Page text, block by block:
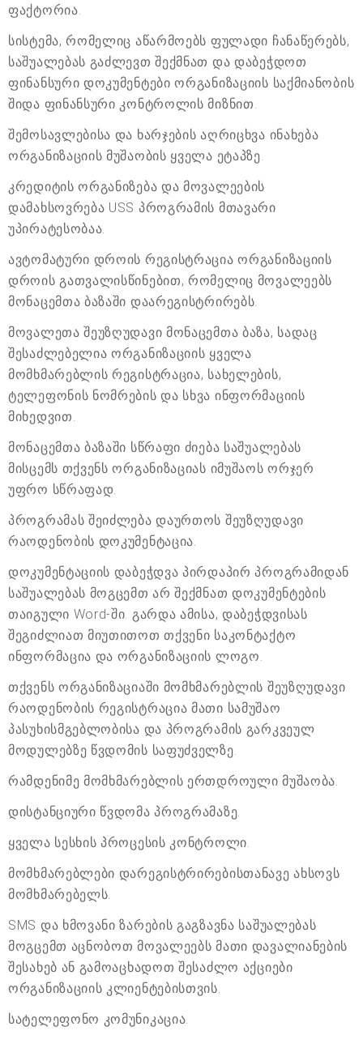
ფაქტორია.
სისტემა, რომელიც აწარმოებს ფულადი ჩანაწერებს,
საშუალებას გაძლევთ შექმნათ და დაბეჭდოთ
ფინანსური დოკუმენტები ორგანიზაციის საქმიანობის
შიდა ფინანსური კონტროლის მიზნით.
შემოსავლებისა და ხარჯების აღრიცხვა ინახება
ორგანიზაციის მუშაობის ყველა ეტაპზე.
კრედიტის ორგანიზება და მოვალეების
დამახსოვრება USS პროგრამის მთავარი
უპირატესობაა.
ავტომატური დროის რეგისტრაცია ორგანიზაციის
დროის გათვალისწინებით, რომელიც მოვალეებს
მონაცემთა ბაზაში დაარეგისტრირებს.
მოვალეთა შეუზღუდავი მონაცემთა ბაზა, სადაც
შესაძლებელია ორგანიზაციის ყველა
მომხმარებლის რეგისტრაცია, სახელების,
ტელეფონის ნომრების და სხვა ინფორმაციის
მიხედვით.
მონაცემთა ბაზაში სწრაფი ძიება საშუალებას
მისცემს თქვენს ორგანიზაციას იმუშაოს ორჯერ
უფრო სწრაფად.
პროგრამას შეიძლება დაურთოს შეუზღუდავი
რაოდენობის დოკუმენტაცია.
დოკუმენტაციის დაბეჭდვა პირდაპირ პროგრამიდან
საშუალებას მოგცემთ არ შექმნათ დოკუმენტების
თაიგული Word-ში. გარდა ამისა, დაბეჭდვისას
შეგიძლიათ მიუთითოთ თქვენი საკონტაქტო
ინფორმაცია და ორგანიზაციის ლოგო.
თქვენს ორგანიზაციაში მომხმარებლის შეუზღუდავი
რაოდენობის რეგისტრაცია მათი სამუშაო
პასუხისმგებლობისა და პროგრამის გარკვეულ
მოდულებზე წვდომის საფუძველზე.
რამდენიმე მომხმარებლის ერთდროული მუშაობა.
დისტანციური წვდომა პროგრამაზე.
ყველა სესხის პროცესის კონტროლი.
მომხმარებლები დარეგისტრირებისთანავე ახსოვს
მომხმარებელს.
SMS და ხმოვანი ზარების გაგზავნა საშუალებას
მოგცემთ აცნობოთ მოვალეებს მათი დავალიანების
შესახებ ან გამოაცხადოთ შესაძლო აქციები
ორგანიზაციის კლიენტებისთვის.
სატელეფონო კომუნიკაცია.